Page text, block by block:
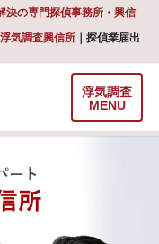
決の専門探偵事務所・興信
浮気調査興信所 ｜探偵業届出
浮気調査
MENU